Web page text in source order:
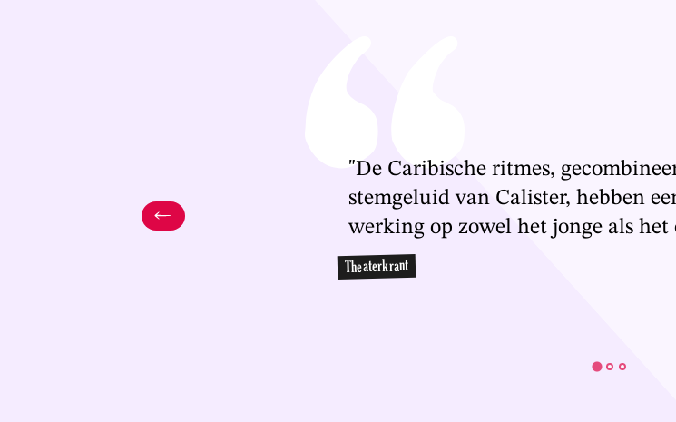
"De Caribische ritmes,
stemgeluid van Calister, hebben
werking op zowel het jonge als
Theaterkrant